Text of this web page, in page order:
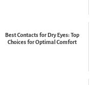
Best Contacts for Dry Eyes: Top
Choices for Optimal Comfort